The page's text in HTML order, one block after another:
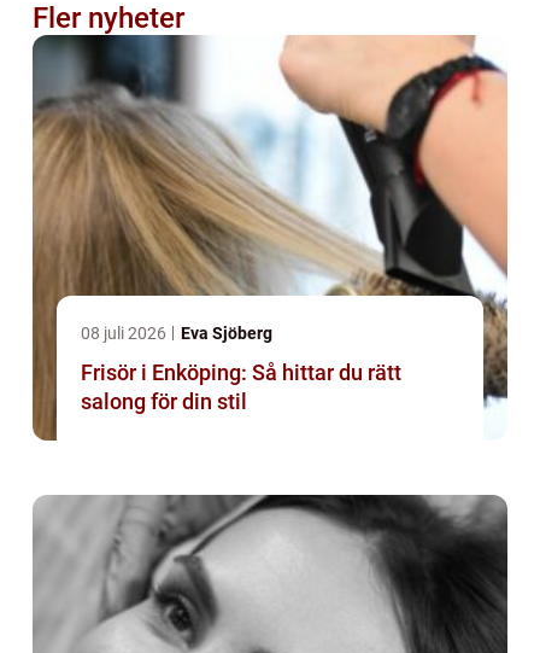
Fler nyheter
08 juli 2026 Eva Sjöberg
Frisör i Enköping: Så hittar du rätt
salong för din stil